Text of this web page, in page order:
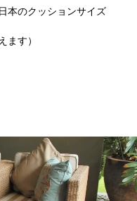
本のクッションサイズ
ます）